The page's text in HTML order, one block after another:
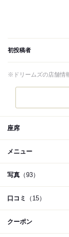
初投稿者
※ドリームズの店舗情
座席
メニュー
写真 （93）
口コミ （15）
クーポン